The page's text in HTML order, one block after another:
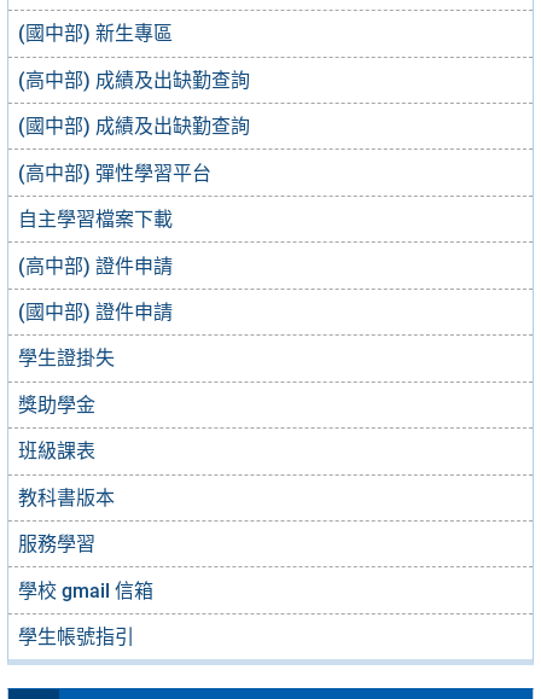
(國中部) 新生專區
(高中部) 成績及出缺勤查詢
(國中部) 成績及出缺勤查詢
(高中部) 彈性學習平台
自主學習檔案下載
(高中部) 證件申請
(國中部) 證件申請
學生證掛失
獎助學金
班級課表
教科書版本
服務學習
學校 gmail 信箱
學生帳號指引